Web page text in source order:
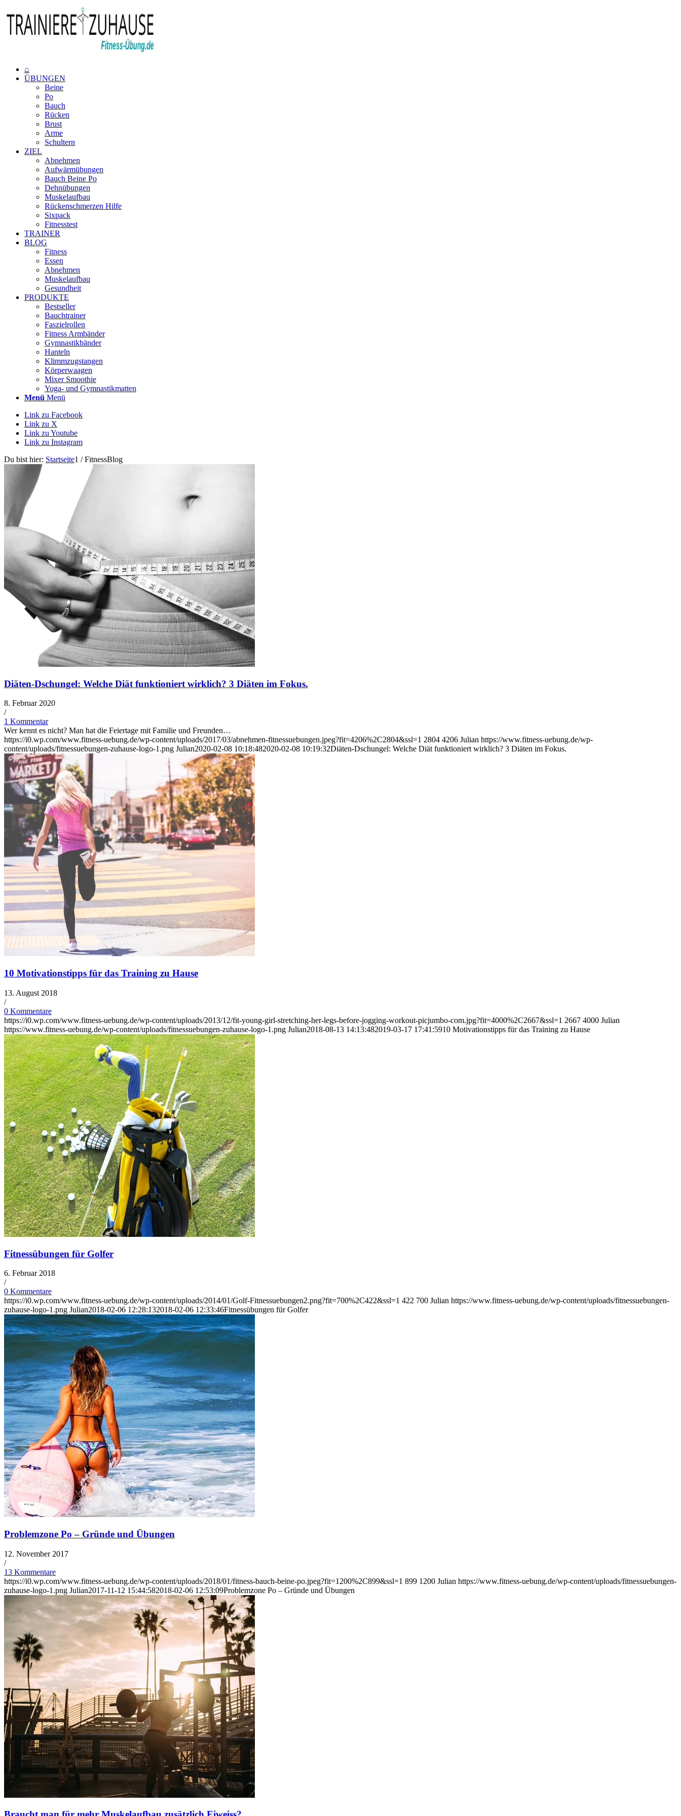
⌂
ÜBUNGEN
Beine
Po
Bauch
Rücken
Brust
Arme
Schultern
ZIEL
Abnehmen
Aufwärmübungen
Bauch Beine Po
Dehnübungen
Muskelaufbau
Rückenschmerzen Hilfe
Sixpack
Fitnesstest
TRAINER
BLOG
Fitness
Essen
Abnehmen
Muskelaufbau
Gesundheit
PRODUKTE
Bestseller
Bauchtrainer
Faszielrollen
Fitness Armbänder
Gymnastikbänder
Hanteln
Klimmzugstangen
Körperwaagen
Mixer Smoothie
Yoga- und Gymnastikmatten
Menü Menü
Link zu Facebook
Link zu X
Link zu Youtube
Link zu Instagram
Du bist hier: Startseite1 / FitnessBlog
Diäten-Dschungel: Welche Diät funktioniert wirklich? 3 Diäten im Fokus.
8. Februar 2020
/
1 Kommentar
Wer kennt es nicht? Man hat die Feiertage mit Familie und Freunden…
https://i0.wp.com/www.fitness-uebung.de/wp-content/uploads/2017/03/abnehmen-fitnessuebungen.jpeg?fit=4206%2C2804&ssl=1 2804 4206 Julian https://www.fitness-uebung.de/wp-
content/uploads/fitnessuebungen-zuhause-logo-1.png Julian2020-02-08 10:18:482020-02-08 10:19:32Diäten-Dschungel: Welche Diät funktioniert wirklich? 3 Diäten im Fokus.
10 Motivationstipps für das Training zu Hause
13. August 2018
/
0 Kommentare
https://i0.wp.com/www.fitness-uebung.de/wp-content/uploads/2013/12/fit-young-girl-stretching-her-legs-before-jogging-workout-picjumbo-com.jpg?fit=4000%2C2667&ssl=1 2667 4000 Julian
https://www.fitness-uebung.de/wp-content/uploads/fitnessuebungen-zuhause-logo-1.png Julian2018-08-13 14:13:482019-03-17 17:41:5910 Motivationstipps für das Training zu Hause
Fitnessübungen für Golfer
6. Februar 2018
/
0 Kommentare
https://i0.wp.com/www.fitness-uebung.de/wp-content/uploads/2014/01/Golf-Fitnessuebungen2.png?fit=700%2C422&ssl=1 422 700 Julian https://www.fitness-uebung.de/wp-content/uploads/fitnessuebungen-
zuhause-logo-1.png Julian2018-02-06 12:28:132018-02-06 12:33:46Fitnessübungen für Golfer
Problemzone Po – Gründe und Übungen
12. November 2017
/
13 Kommentare
https://i0.wp.com/www.fitness-uebung.de/wp-content/uploads/2018/01/fitness-bauch-beine-po.jpeg?fit=1200%2C899&ssl=1 899 1200 Julian https://www.fitness-uebung.de/wp-content/uploads/fitnessuebungen-
zuhause-logo-1.png Julian2017-11-12 15:44:582018-02-06 12:53:09Problemzone Po – Gründe und Übungen